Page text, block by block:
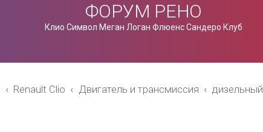
ФОРУМ РЕНО
Клио Символ Меган Логан Флюенс Сандеро Клуб
Renault Clio Двигатель и трансмиссия дизельный